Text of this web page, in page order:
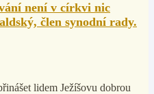
není v církvi nic
člen synodní rady.